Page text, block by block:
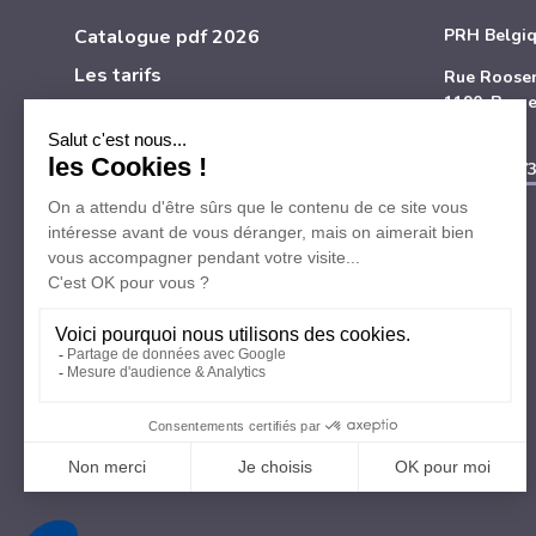
Catalogue pdf 2026
Les tarifs
Mentions légales et vie privée
PRH
Rue
1190,
+32